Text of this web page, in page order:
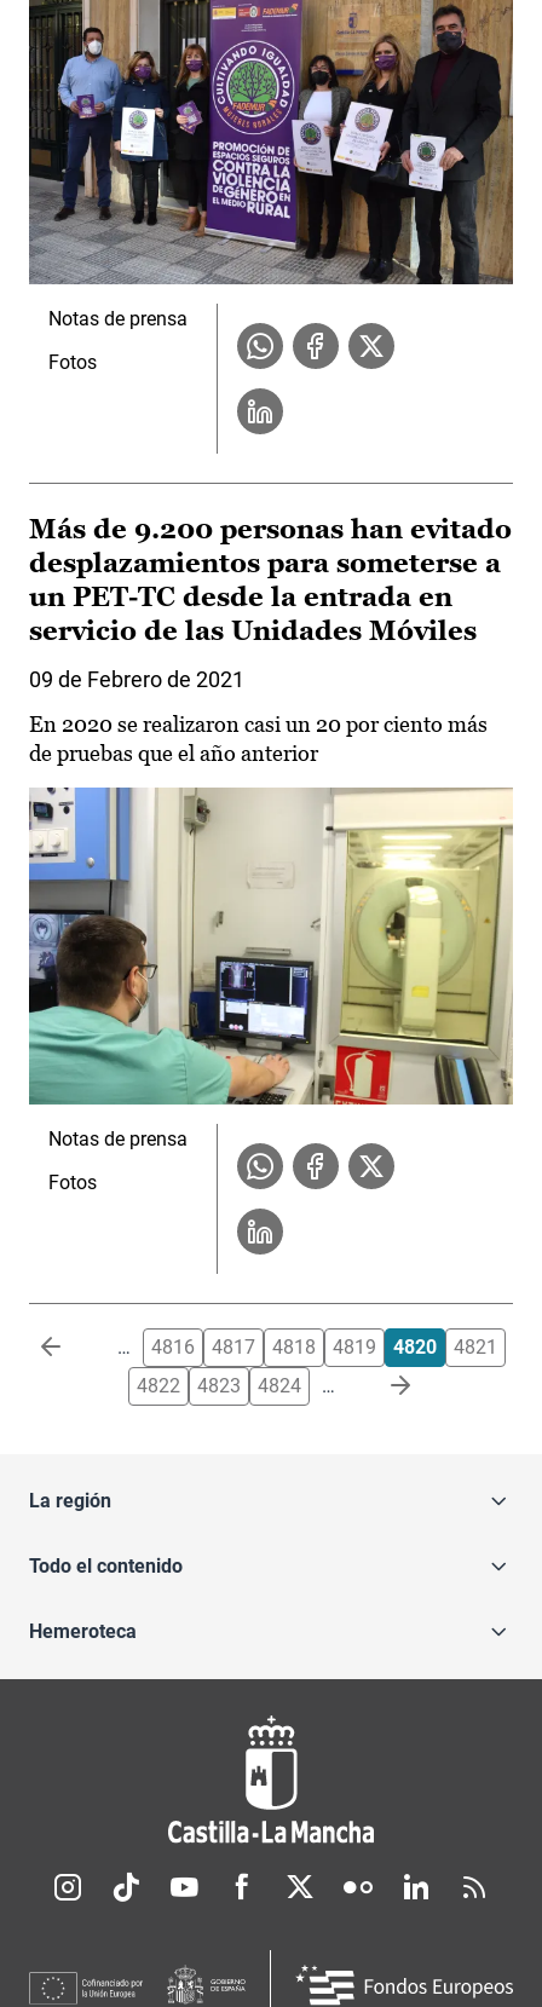
Notas de prensa
Fotos
Más de 9.200 personas han evitado
desplazamientos para someterse a
un PET-TC desde la entrada en
servicio de las Unidades Móviles
09 de Febrero de 2021
En 2020 se realizaron casi un 20 por ciento más
de pruebas que el año anterior
Notas de prensa
Fotos
Paginación … 4816 4817 4818 4819 4820
4821
4822
4823 4824 …
La región
Todo el contenido
Hemeroteca
Redes sociales JCCM